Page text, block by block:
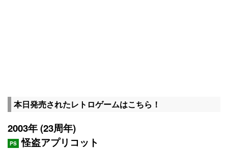
本日発売されたレトロゲームはこちら！
2003年 (23周年)
PS 怪盗アプリコット